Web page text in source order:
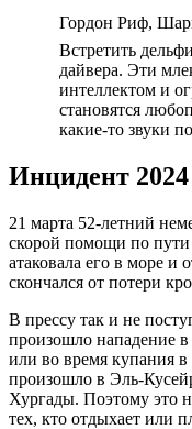
Гордон Риф,
Встретить
дайвера. Эти
интеллектом и
становятся
какие-то звуки
Инцидент 2024
21 марта 52-летний
скорой помощи по пути
атаковала его в море и
скончался от потери
В прессу так и не
произошло нападение
или во время купания
произошло в Эль-
Хургады. Поэтому это
тех, кто отдыхает или